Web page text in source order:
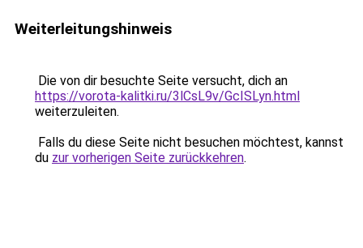
Weiterleitungshinweis
Die von dir besuchte Seite versucht, dich an
https://vorota-kalitki.ru/3lCsL9v/GcISLyn.html
weiterzuleiten.
Falls du diese Seite nicht besuchen möchtest, kannst
du zur vorherigen Seite zurückkehren.